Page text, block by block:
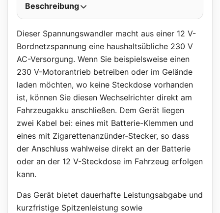
Beschreibung
Dieser Spannungswandler macht aus einer 12 V-
Bordnetzspannung eine haushaltsübliche 230 V
AC-Versorgung. Wenn Sie beispielsweise einen
230 V-Motorantrieb betreiben oder im Gelände
laden möchten, wo keine Steckdose vorhanden
ist, können Sie diesen Wechselrichter direkt am
Fahrzeugakku anschließen. Dem Gerät liegen
zwei Kabel bei: eines mit Batterie-Klemmen und
eines mit Zigarettenanzünder-Stecker, so dass
der Anschluss wahlweise direkt an der Batterie
oder an der 12 V-Steckdose im Fahrzeug erfolgen
kann.
Das Gerät bietet dauerhafte Leistungsabgabe und
kurzfristige Spitzenleistung sowie